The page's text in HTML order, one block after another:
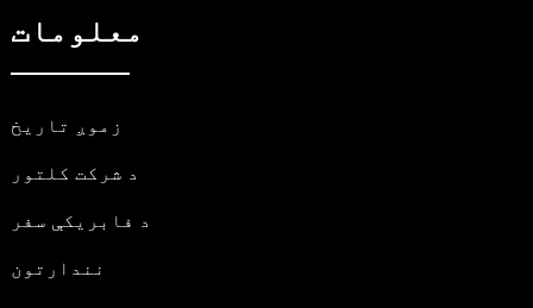
معلومات
زموږ تاریخ
د شرکت کلتور
د فابریکې سفر
نندارتون